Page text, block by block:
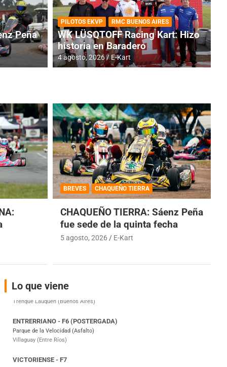
RMC BUENOS AIRES
Cerró una jornada
Peña
PILOTOS EKVP RMC BUENOS AIRES
WK LÜSQTOFF Racing Kart: Hizo
historia en Baradero
4 agosto, 2026 E-Kart
BREVES CHAQUEÑO TIERRA
CHAQUEÑO TIERRA: Sáenz Peña
fue sede de la quinta fecha
5 agosto, 2026 E-Kart
Lo que viene
COBERTURA ESPECIAL DE E-KART.COM.AR
08/09-AGO
IAME SERIES ARGENTINA 6
Ramiro Tot (Asfalto)
Baradero (Buenos Aires)
Parque de la Velocidad (Asfalto)
Victoria (Entre Ríos)